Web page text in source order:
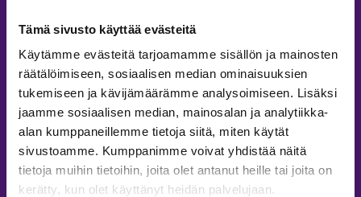
Tämä sivusto käyttää evästeitä
Käytämme evästeitä tarjoamamme sisällön ja mainosten
räätälöimiseen, sosiaalisen median ominaisuuksien
tukemiseen ja kävijämäärämme analysoimiseen. Lisäksi
jaamme sosiaalisen median, mainosalan ja analytiikka-
alan kumppaneillemme tietoja siitä, miten käytät
sivustoamme. Kumppanimme voivat yhdistää näitä
tietoja muihin tietoihin, joita olet antanut heille tai joita on
kerätty, kun olet käyttänyt heidän palvelujaan.
MAJOITUS